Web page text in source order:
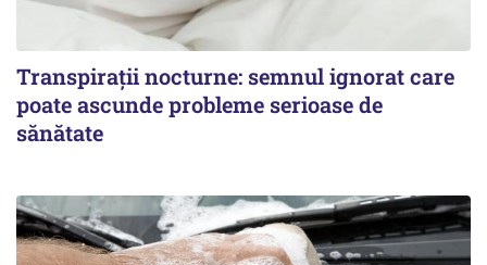
Transpirații nocturne: semnul ignorat care
poate ascunde probleme serioase de
sănătate